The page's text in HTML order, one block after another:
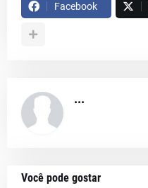
Facebook
...
Você pode gostar